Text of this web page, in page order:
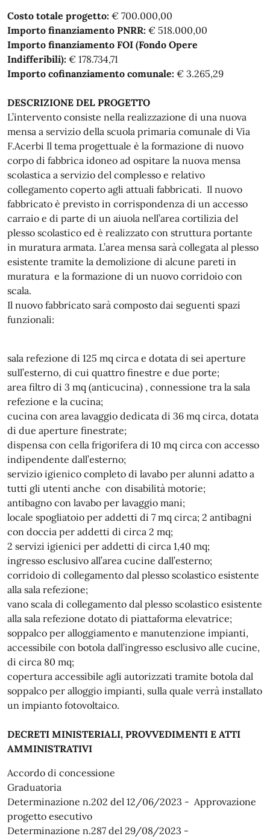
Costo totale progetto: € 700.000,00
Importo finanziamento PNRR: € 518.000,00
Importo finanziamento FOI (Fondo Opere
Indifferibili): € 178.734,71
Importo cofinanziamento comunale: € 3.265,29
DESCRIZIONE DEL PROGETTO
L’intervento consiste nella realizzazione di una nuova
mensa a servizio della scuola primaria comunale di Via
F.Acerbi Il tema progettuale è la formazione di nuovo
corpo di fabbrica idoneo ad ospitare la nuova mensa
scolastica a servizio del complesso e relativo
collegamento coperto agli attuali fabbricati. Il nuovo
fabbricato è previsto in corrispondenza di un accesso
carraio e di parte di un aiuola nell’area cortilizia del
plesso scolastico ed è realizzato con struttura portante
in muratura armata. L’area mensa sarà collegata al plesso
esistente tramite la demolizione di alcune pareti in
muratura e la formazione di un nuovo corridoio con
scala.
Il nuovo fabbricato sarà composto dai seguenti spazi
funzionali:
sala refezione di 125 mq circa e dotata di sei aperture
sull’esterno, di cui quattro finestre e due porte;
area filtro di 3 mq (anticucina) , connessione tra la sala
refezione e la cucina;
cucina con area lavaggio dedicata di 36 mq circa, dotata
di due aperture finestrate;
dispensa con cella frigorifera di 10 mq circa con accesso
indipendente dall’esterno;
servizio igienico completo di lavabo per alunni adatto a
tutti gli utenti anche con disabilità motorie;
antibagno con lavabo per lavaggio mani;
locale spogliatoio per addetti di 7 mq circa; 2 antibagni
con doccia per addetti di circa 2 mq;
2 servizi igienici per addetti di circa 1,40 mq;
ingresso esclusivo all’area cucine dall’esterno;
corridoio di collegamento dal plesso scolastico esistente
alla sala refezione;
vano scala di collegamento dal plesso scolastico esistente
alla sala refezione dotato di piattaforma elevatrice;
soppalco per alloggiamento e manutenzione impianti,
accessibile con botola dall’ingresso esclusivo alle cucine,
di circa 80 mq;
copertura accessibile agli autorizzati tramite botola dal
soppalco per alloggio impianti, sulla quale verrà installato
un impianto fotovoltaico.
DECRETI MINISTERIALI, PROVVEDIMENTI E ATTI
AMMINISTRATIVI
Accordo di concessione
Graduatoria
Determinazione n.202 del 12/06/2023 - Approvazione
progetto esecutivo
Determinazione n.287 del 29/08/2023 -